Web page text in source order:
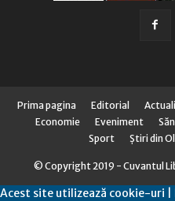
Prima pagina Editorial
Economie
Eveniment
Sport
Știri din
© Copyright 2019 - Cuvantul
Acest site utilizează cookie-uri